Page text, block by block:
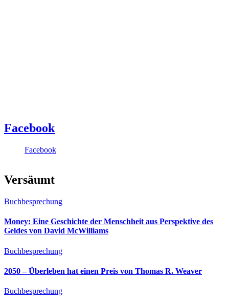
Facebook
Facebook
Versäumt
Buchbesprechung
Money: Eine Geschichte der Menschheit aus Perspektive des
Geldes von David McWilliams
Buchbesprechung
2050 – Überleben hat einen Preis von Thomas R. Weaver
Buchbesprechung